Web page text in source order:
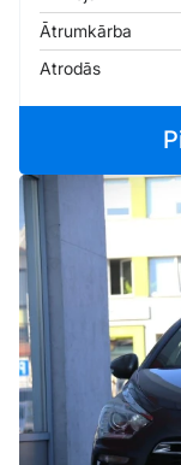
Ātrumkārba
Atrodās